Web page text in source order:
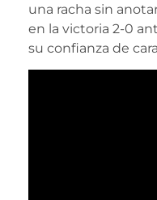
una racha sin
en la victoria 2-0
su confianza de